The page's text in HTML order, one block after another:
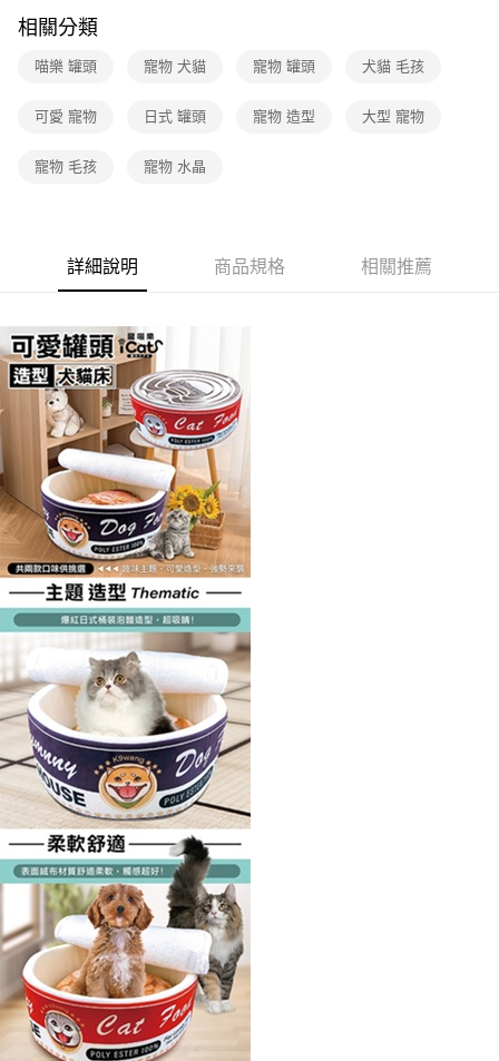
相關分類
喵樂 罐頭 寵物 犬貓 寵物 罐頭 犬貓 毛孩
可愛 寵物 日式 罐頭 寵物 造型 大型 寵物
寵物 毛孩 寵物 水晶
詳細說明 商品規格 相關推薦